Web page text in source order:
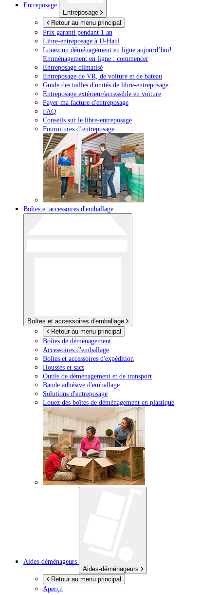
Entreposage
Entreposage
Retour au menu principal
Prix garanti pendant 1 an
Libre-entreposage à U-Haul
Louez un déménagement en ligne aujourd’hui!
Emménagement en ligne : commencer
Entreposage climatisé
Entreposage de VR, de voiture et de bateau
Guide des tailles d'unités de libre-entreposage
Entreposage extérieur/accessible en voiture
Payer ma facture d'entreposage
FAQ
Conseils sur le libre-entreposage
Fournitures d’entreposage
Boîtes et accessoires d'emballage
Boîtes et accessoires d'emballage
Retour au menu principal
Boîtes de déménagement
Accessoires d'emballage
Boîtes et accessoires d'expédition
Housses et sacs
Outils de déménagement et de transport
Bande adhésive d'emballage
Solutions d'entreposage
Louez des boîtes de déménagement en plastique
Aides-déménageurs
Aides-déménageurs
Retour au menu principal
Aperçu